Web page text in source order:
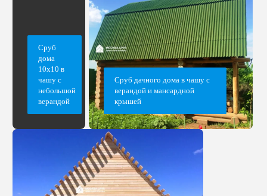
Сруб
дома
10х10 в
чашу с
небольшой
верандой
Сруб дачного дома в чашу с
верандой и мансардной
крышей